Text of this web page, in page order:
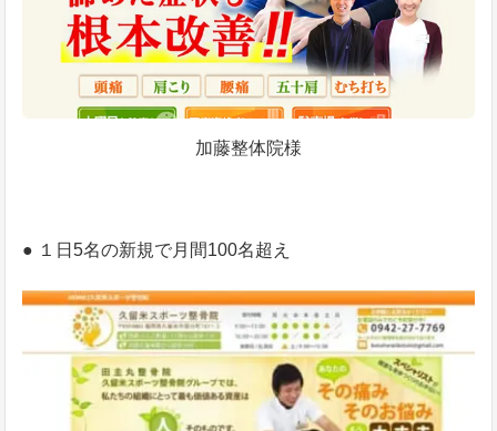
加藤整体院様
● １日5名の新規で月間100名超え